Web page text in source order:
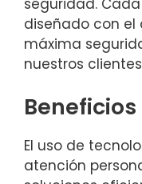
seguridad.
diseñado con el
máxima
nuestros
El uso de
atención